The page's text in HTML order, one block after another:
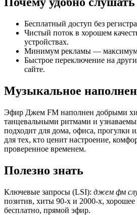
Бесплатный доступ без
Чистый поток в хорошем
устройствах.
Минимум рекламы —
Быстрое переключение на
сайте.
Музыкальное
Эфир Джем FM наполнен добрыми
танцевальными ритмами и
подходит для дома, офиса, прогулки
для тех, кто ценит настроение,
проверенное временем.
Полезно знать
Ключевые запросы (LSI): джем фм
позитив, хиты 90-х и 2000-х, хорошее
бесплатно, прямой эфир.